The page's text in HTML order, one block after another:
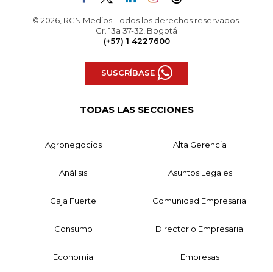
© 2026, RCN Medios. Todos los derechos reservados.
Cr. 13a 37-32, Bogotá
(+57) 1 4227600
SUSCRÍBASE
TODAS LAS SECCIONES
Agronegocios Alta Gerencia
Análisis Asuntos Legales
Caja Fuerte Comunidad Empresarial
Consumo Directorio Empresarial
Economía Empresas